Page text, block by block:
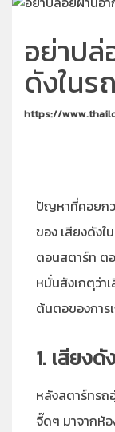
อย่าปล่
ดังในร
https://
ปัญหาที่คอยกว
ของ เสียงดังใ
ตอนสตาร์ท ต
หมั่นสังเกตุว่า
ต้นตอของการ
1. เสียง
หลังสตาร์ทรถ
จี๊ดๆ มาจากห้อ